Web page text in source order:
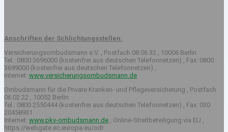
Anschriften der Schlichtungsstellen:
Versicherungsombudsmann e.V. , Postfach 08 06 32 , 10006 Berlin
Tel.: 0800 3696000 (kostenfrei aus deutschen Telefonnetzen) , Fax: 0800
3699000 (kostenfrei aus deutschen Telefonnetzen) ,
Internet: www.versicherungsombudsmann.de
Ombudsmann für die Private Kranken- und Pflegeversicherung , Postfach
06 02 22 , 10052 Berlin
Tel.: 0800 2550444 (kostenfrei aus deutschen Telefonnetzen) , Fax: 030
20458931
Internet: www.pkv-ombudsmann.de , Online-Streitbeteiligung via EU ,
https://webgate.ec.europa.eu/odr